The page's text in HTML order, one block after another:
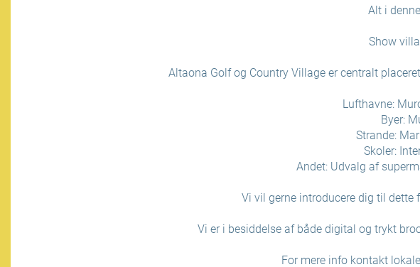
Alt i
Show
Altaona Golf og Country Village er centralt
Lufthavne:
Byer:
Strande:
Skoler:
Andet: Udvalg af
Vi vil gerne introducere dig til
Vi er i besiddelse af både digital og trykt
For mere info kontakt